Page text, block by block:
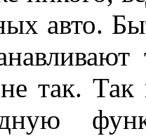
авто.
так. Так